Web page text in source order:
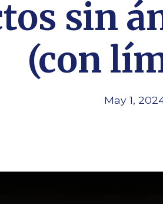
sin
(con
May 1,